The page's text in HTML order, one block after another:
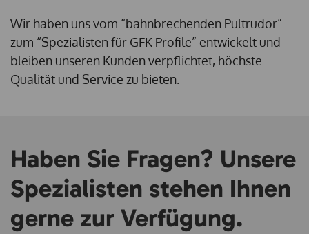
Wir haben uns vom “bahnbrechenden Pultrudor”
zum “Spezialisten für GFK Profile” entwickelt und
bleiben unseren Kunden verpflichtet, höchste
Qualität und Service zu bieten.
Haben Sie Fragen? Unsere
Spezialisten stehen Ihnen
gerne zur Verfügung.